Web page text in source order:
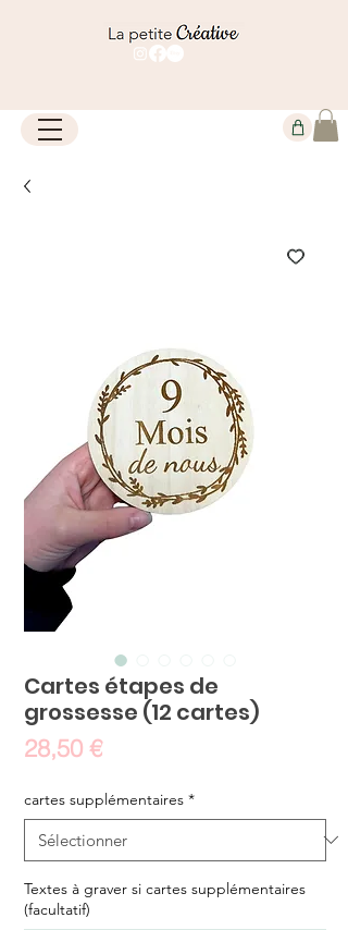
Cartes étapes de
grossesse (12 cartes)
28,50 €Prix
cartes supplémentaires *
Textes à graver si cartes supplémentaires
(facultatif)